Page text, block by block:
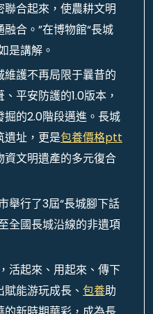
合起來，使農耕文明
合。”在博物館“長城
是講解。
護不再局限于曩昔的
、平安防護的1.0版本，
的2.0階段邁進。長城
遺址，更是包養價格ptt
文明遺產的多元復合
舉行了3屆“長城腳下話
全國長城沿線的非遺項
活起來、用起來、傳下
能游玩成長、 包養助